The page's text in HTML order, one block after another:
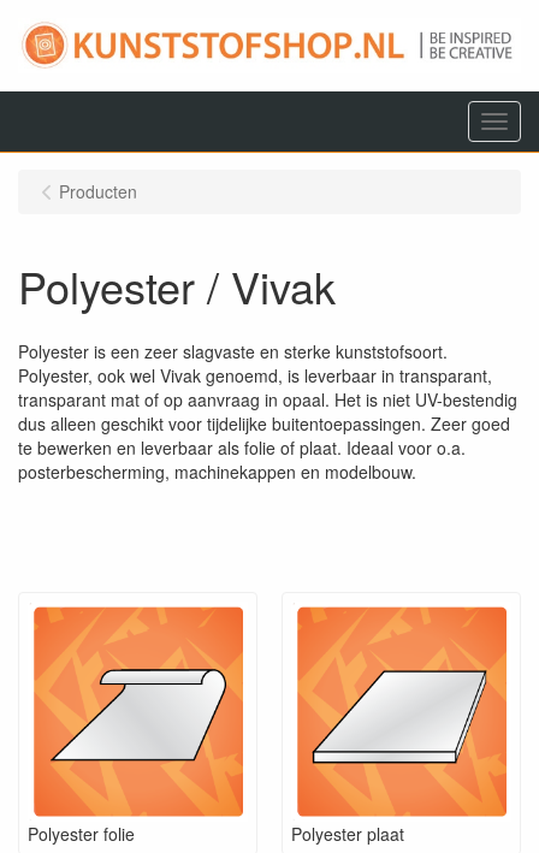
Menu
Producten
Polyester / Vivak
Polyester is een zeer slagvaste en sterke kunststofsoort.
Polyester, ook wel Vivak genoemd, is leverbaar in transparant,
transparant mat of op aanvraag in opaal. Het is niet UV-bestendig
dus alleen geschikt voor tijdelijke buitentoepassingen. Zeer goed
te bewerken en leverbaar als folie of plaat. Ideaal voor o.a.
posterbescherming, machinekappen en modelbouw.
Polyester folie Polyester plaat